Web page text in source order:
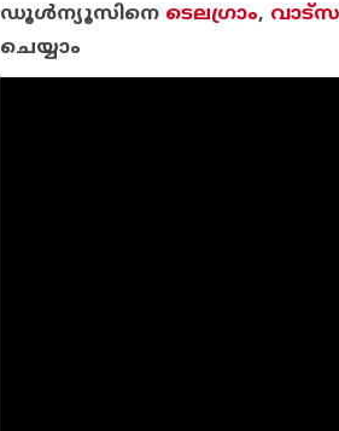
ഡൂള്‍ന്യൂസിനെ ടെലഗ്രാം,
ചെയ്യാം